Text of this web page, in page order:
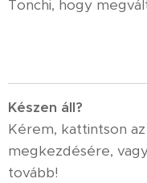
Tonchi, hogy
Készen áll?
Kérem, kattintson
megkezdésére,
tovább!